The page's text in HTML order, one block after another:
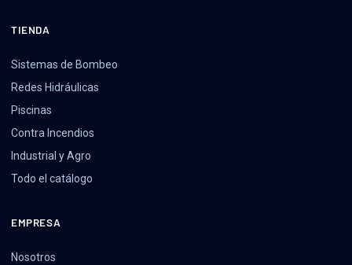
TIENDA
Sistemas de Bombeo
Redes Hidráulicas
Piscinas
Contra Incendios
Industrial y Agro
Todo el catálogo
EMPRESA
Nosotros